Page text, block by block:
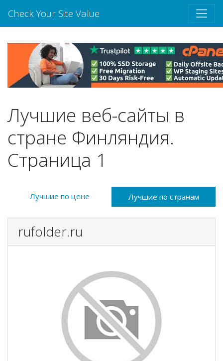
Check Your Site Value
Лучшие веб-сайты в
стране Финляндия.
Страница 1
Лучшие по цене Лучшие по странам
rufolder.ru